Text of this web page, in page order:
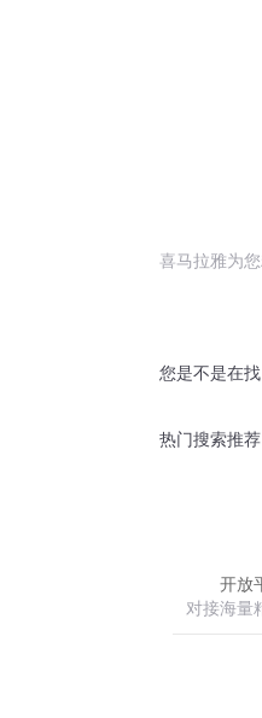
喜马拉雅为
您是不是在找
热门搜索推荐
开放
对接海量